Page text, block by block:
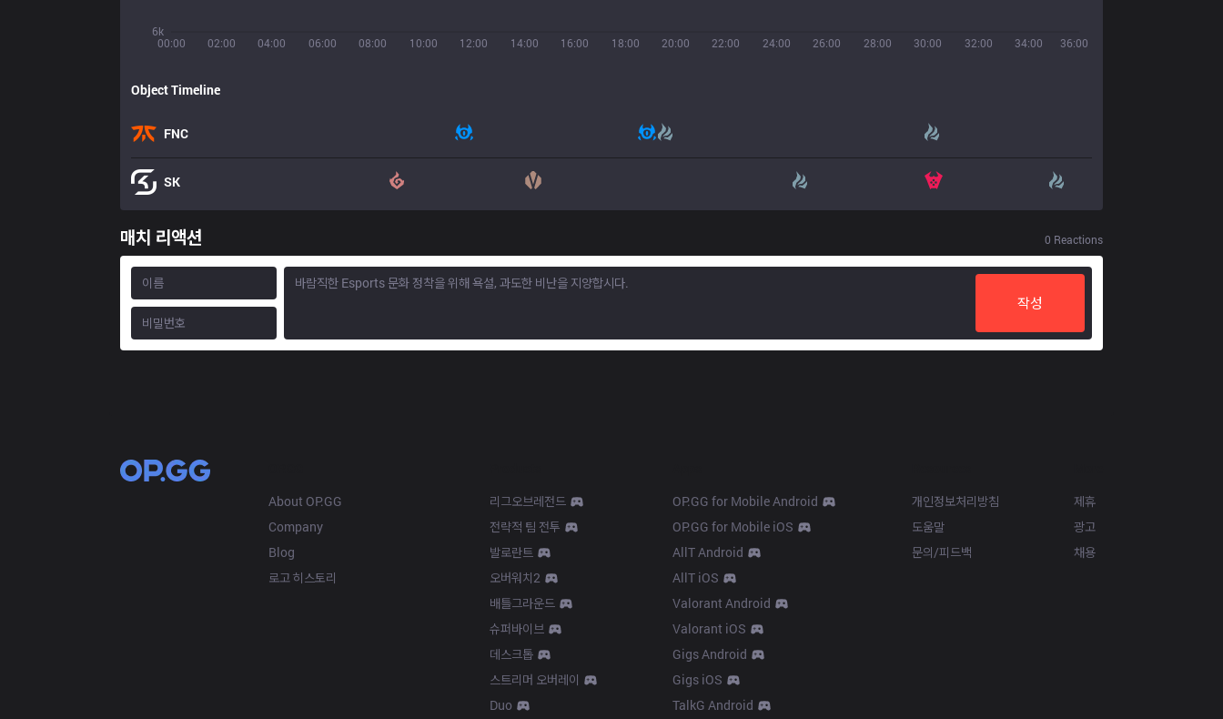
00:00 02:00 04:00 06:00 08:00 10:00 12:00 14:00 16:00 18:00 20:00 22:00 24:00 26:00 28:00 30:00 32:00 34:00 36:00
6k
Object Timeline
FNC
SK
매치 리액션 0 Reactions
작성
About OP.GG
Company
Blog
로고 히스토리
리그오브레전드
전략적 팀 전투
발로란트
오버워치2
배틀그라운드
슈퍼바이브
데스크톱
스트리머 오버레이
Duo
OP.GG for Mobile Android
OP.GG for Mobile iOS
AllT Android
AllT iOS
Valorant Android
Valorant iOS
Gigs Android
Gigs iOS
TalkG Android
개인정보처리방침
도움말
문의/피드백
제휴
광고
채용